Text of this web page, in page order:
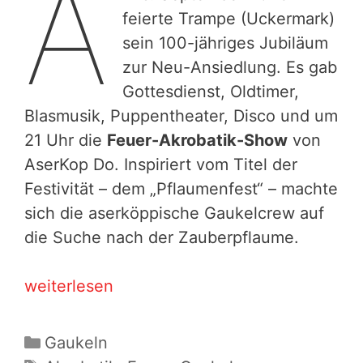
A
feierte Trampe (Uckermark)
sein 100-jähriges Jubiläum
zur Neu-Ansiedlung. Es gab
Gottesdienst, Oldtimer,
Blasmusik, Puppentheater, Disco und um
21 Uhr die Feuer-Akrobatik-Show von
AserKop Do. Inspiriert vom Titel der
Festivität – dem „Pflaumenfest“ – machte
sich die aserköppische Gaukelcrew auf
die Suche nach der Zauberpflaume.
weiterlesen
Zauberpflaume?
Kategorien
Gaukeln